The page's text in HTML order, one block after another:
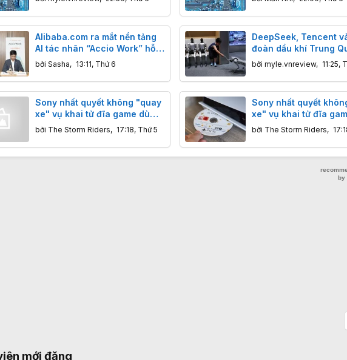
Alibaba.com ra mắt nền tảng
AI tác nhân “Accio Work” hỗ
trợ doanh nghiệp Việt xuất
bởi Sasha, 13:11, Thứ 6
DeepSeek, Tencent
đoàn dầu khí Trung
tham gia đợt IPO của
bởi myle.vnreview, 11:25,
Sony nhất quyết không "quay
xe" vụ khai tử đĩa game dù
cộng đồng dọa tẩy chay
bởi The Storm Riders, 17:18, Thứ 5
Sony nhất quyết
xe" vụ khai tử đĩa
cộng đồng dọa tẩy
bởi The Storm Riders,
mới đăng